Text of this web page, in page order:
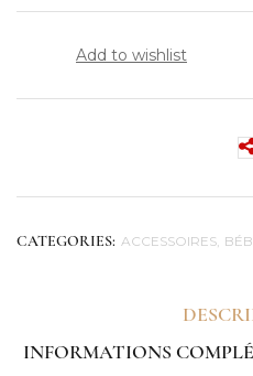
Add to wishlist
CATEGORIES: ACCESSOIRES
INFORMATIONS